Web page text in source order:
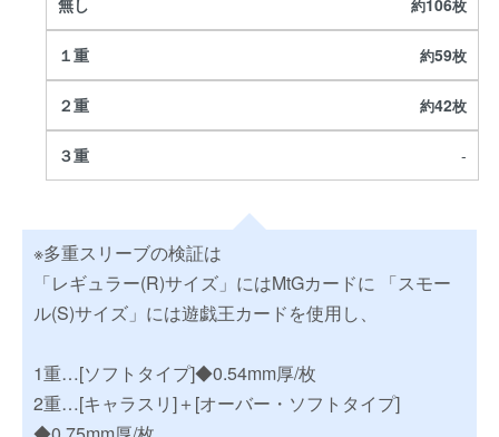
106
59
42
-
※多重スリーブの検証は
「レギュラー(R)サイズ」にはMtGカードに 「スモー
ル(S)サイズ」には遊戯王カードを使用し、
1重…[ソフトタイプ]◆0.54mm厚/枚
2重…[キャラスリ]＋[オーバー・ソフトタイプ]